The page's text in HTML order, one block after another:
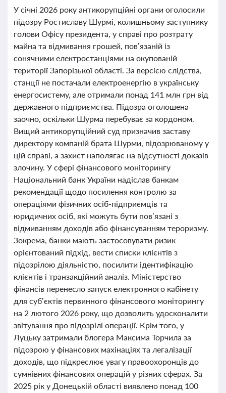
У січні 2026 року антикорупційні органи оголосили
підозру Ростиславу Шурмі, колишньому заступнику
голови Офісу президента, у справі про розтрату
майна та відмивання грошей, пов’язаній із
сонячними електростанціями на окупованій
території Запорізької області. За версією слідства,
станції не постачали електроенергію в українську
енергосистему, але отримали понад 141 млн грн від
державного підприємства. Підозра оголошена
заочно, оскільки Шурма перебуває за кордоном.
Вищий антикорупційний суд призначив заставу
директору компаній брата Шурми, підозрюваному у
цій справі, а захист наполягає на відсутності доказів
злочину. У сфері фінансового моніторингу
Національний банк України надіслав банкам
рекомендації щодо посилення контролю за
операціями фізичних осіб-підприємців та
юридичних осіб, які можуть бути пов’язані з
відмиванням доходів або фінансуванням тероризму.
Зокрема, банки мають застосовувати ризик-
орієнтований підхід, вести списки клієнтів з
підозрілою діяльністю, посилити ідентифікацію
клієнтів і транзакційний аналіз. Міністерство
фінансів перенесло запуск електронного кабінету
для суб’єктів первинного фінансового моніторингу
на 2 лютого 2026 року, що дозволить удосконалити
звітування про підозрілі операції. Крім того, у
Луцьку затримали блогера Максима Торчила за
підозрою у фінансових махінаціях та легалізації
доходів, що підкреслює увагу правоохоронців до
сумнівних фінансових операцій у різних сферах. За
2025 рік у Донецькій області виявлено понад 100